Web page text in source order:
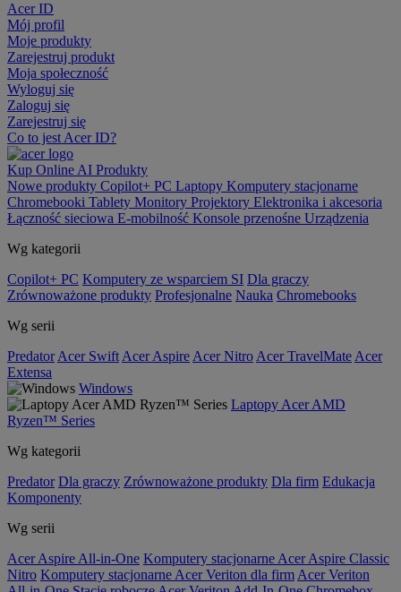
Acer ID
Mój profil
Moje produkty
Zarejestruj produkt
Moja społeczność
Wyloguj się
Zaloguj się
Zarejestruj się
Co to jest Acer ID?
Kup Online AI Produkty
Nowe produkty Copilot+ PC Laptopy Komputery stacjonarne
Chromebooki Tablety Monitory Projektory Elektronika i akcesoria
Łączność sieciowa E-mobilność Konsole przenośne Urządzenia
Wg kategorii
Copilot+ PC Komputery ze wsparciem SI Dla graczy
Zrównoważone produkty Profesjonalne Nauka Chromebooks
Wg serii
Predator Acer Swift Acer Aspire Acer Nitro Acer TravelMate Acer
Extensa
Windows
Laptopy Acer AMD
Ryzen™ Series
Wg kategorii
Predator Dla graczy Zrównoważone produkty Dla firm Edukacja
Komponenty
Wg serii
Acer Aspire All-in-One Komputery stacjonarne Acer Aspire Classic
Nitro Komputery stacjonarne Acer Veriton dla firm Acer Veriton